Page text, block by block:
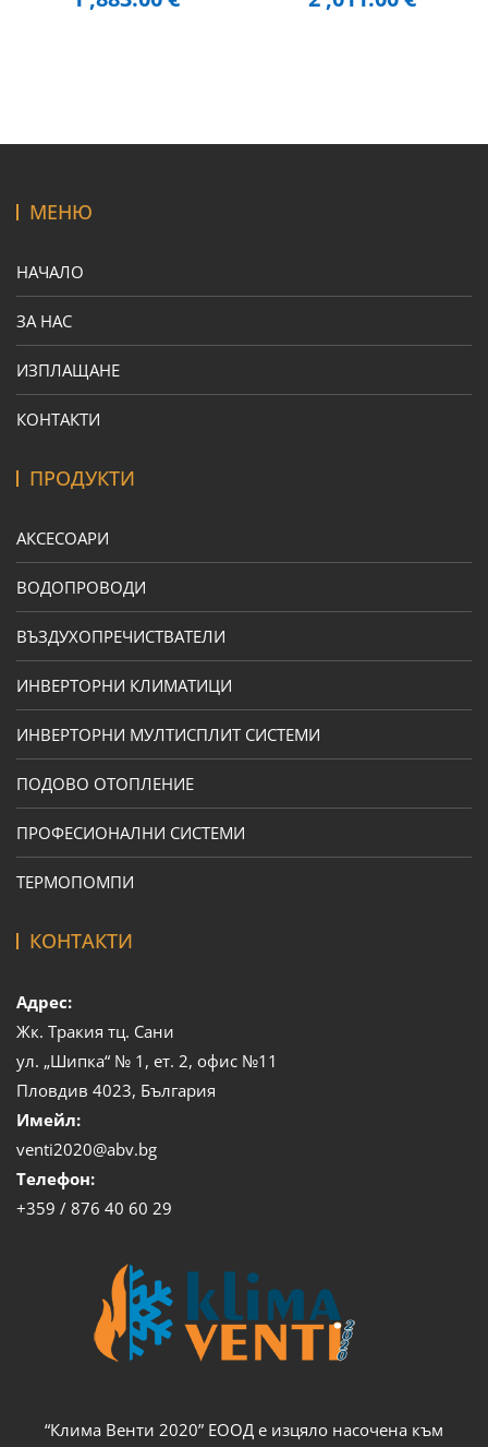
МЕНЮ
НАЧАЛО
ЗА НАС
ИЗПЛАЩАНЕ
КОНТАКТИ
ПРОДУКТИ
АКСЕСОАРИ
ВОДОПРОВОДИ
ВЪЗДУХОПРЕЧИСТВАТЕЛИ
ИНВЕРТОРНИ КЛИМАТИЦИ
ИНВЕРТОРНИ МУЛТИСПЛИТ СИСТЕМИ
ПОДОВО ОТОПЛЕНИЕ
ПРОФЕСИОНАЛНИ СИСТЕМИ
ТЕРМОПОМПИ
КОНТАКТИ
Адрес:
Жк. Тракия тц. Сани
ул. „Шипка“ № 1, ет. 2, офис №11
Пловдив 4023, България
Имейл:
venti2020@abv.bg
Телефон:
+359 / 876 40 60 29
“Клима Венти 2020” ЕООД е изцяло насочена към